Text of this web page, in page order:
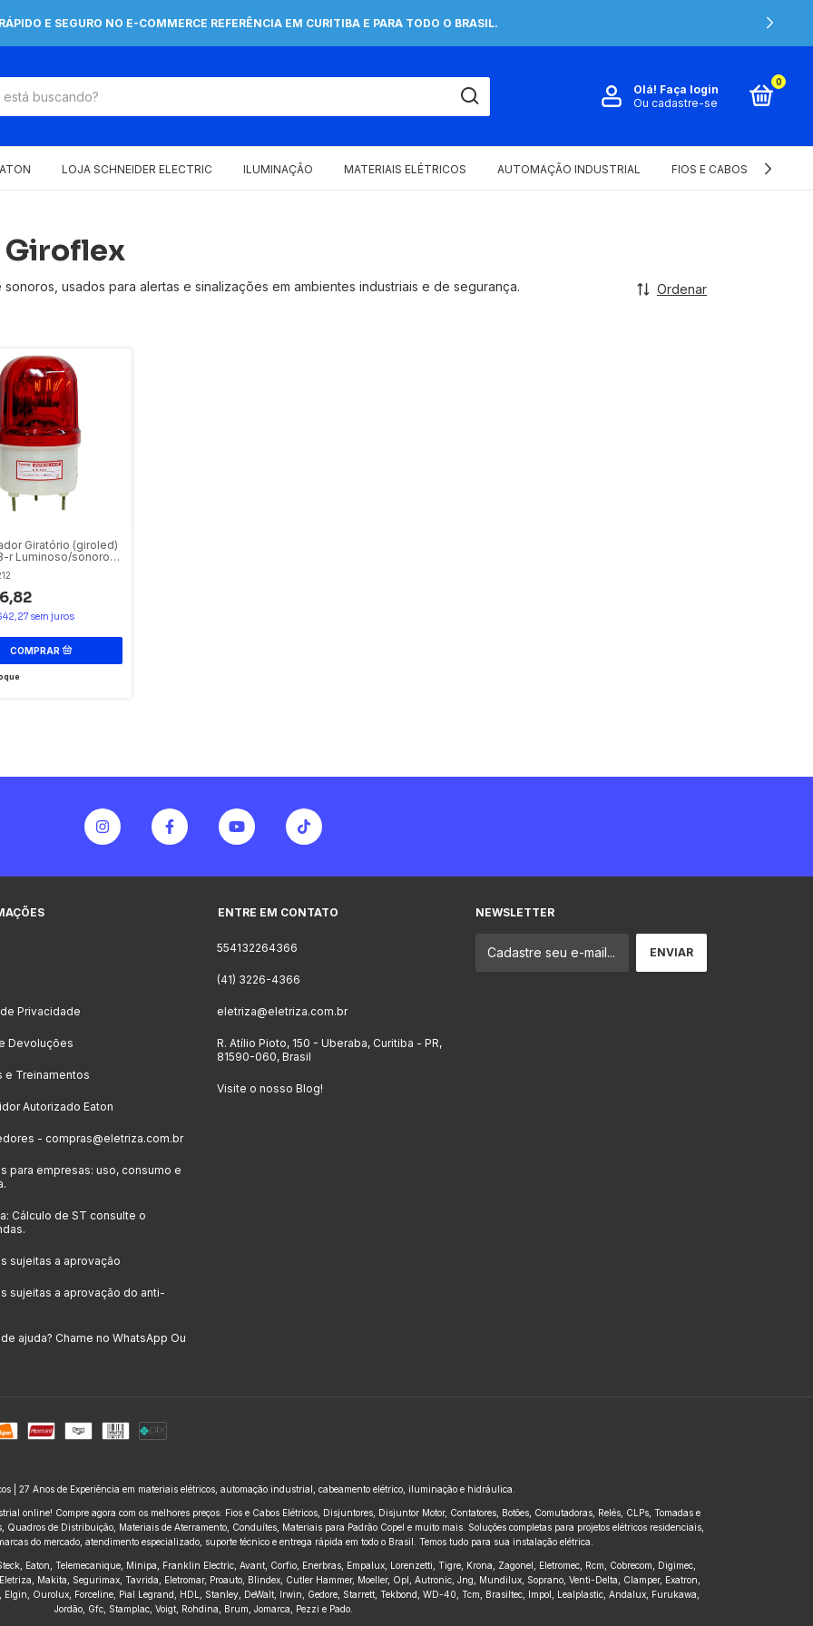
E SEGURO NO E-COMMERCE REFERÊNCIA EM CURITIBA E PARA TODO O BRASIL.
Olá! Faça login
Ou cadastre-se
0
LOJA SCHNEIDER ELECTRIC ILUMINAÇÃO MATERIAIS ELÉTRICOS AUTOMAÇÃO INDUSTRIAL FIOS E CABOS ELÉTRICOS
usados para alertas e sinalizações em ambientes industriais e de segurança. Ordenar
Giratório (giroled)
r Luminoso/sonoro
- Vermelho
de 12 e
- 110 e 220vca
sem juros
Privacidade
Devoluções
e Treinamentos
Autorizado Eaton
- compras@eletriza.com.br
para empresas: uso, consumo e
Cálculo de ST consulte o
sujeitas a aprovação
sujeitas a aprovação do anti-
ajuda? Chame no WhatsApp Ou
ENTRE EM CONTATO
554132264366
(41) 3226-4366
eletriza@eletriza.com.br
R. Atílio Pioto, 150 - Uberaba, Curitiba - PR,
81590-060, Brasil
Visite o nosso Blog!
NEWSLETTER
| 27 Anos de Experiência em materiais elétricos, automação industrial, cabeamento elétrico, iluminação e hidráulica.
online! Compre agora com os melhores preços: Fios e Cabos Elétricos, Disjuntores, Disjuntor Motor, Contatores, Botões, Comutadoras, Relés, CLPs, Tomadas e
de Distribuição, Materiais de Aterramento, Conduítes, Materiais para Padrão Copel e muito mais. Soluções completas para projetos elétricos residenciais,
do mercado, atendimento especializado, suporte técnico e entrega rápida em todo o Brasil. Temos tudo para sua instalação elétrica.
Eaton, Telemecanique, Minipa, Franklin Electric, Avant, Corfio, Enerbras, Empalux, Lorenzetti, Tigre, Krona, Zagonel, Eletromec, Rcm, Cobrecom, Digimec,
Makita, Segurimax, Tavrida, Eletromar, Proauto, Blindex, Cutler Hammer, Moeller, Opl, Autronic, Jng, Mundilux, Soprano, Venti-Delta, Clamper, Exatron,
Ourolux, Forceline, Pial Legrand, HDL, Stanley, DeWalt, Irwin, Gedore, Starrett, Tekbond, WD-40, Tcm, Brasiltec, Impol, Lealplastic, Andalux, Furukawa,
Jordão, Gfc, Stamplac, Voigt, Rohdina, Brum, Jomarca, Pezzi e Pado.